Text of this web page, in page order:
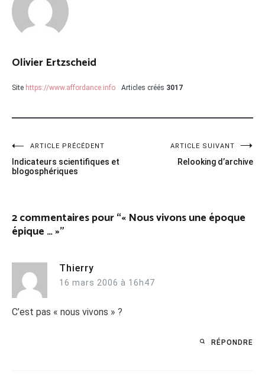
Olivier Ertzscheid
Site https://www.affordance.info Articles créés 3017
Navigation
de
ARTICLE PRÉCÉDENT
Indicateurs scientifiques et
blogosphériques
ARTICLE SUIVANT
Relooking d’archive
2 commentaires pour “« Nous vivons une époque
épique … »”
Thierry
16 mars 2006 à 16h47
C’est pas « nous vivons » ?
RÉPONDRE